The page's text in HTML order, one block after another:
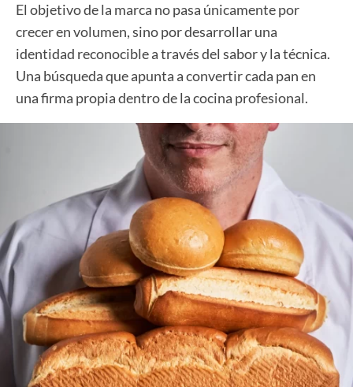
El objetivo de la marca no pasa únicamente por
crecer en volumen, sino por desarrollar una
identidad reconocible a través del sabor y la técnica.
Una búsqueda que apunta a convertir cada pan en
una firma propia dentro de la cocina profesional.